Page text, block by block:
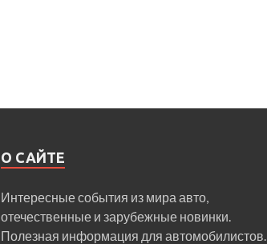
О САЙТЕ
Интересные события из мира авто,
отечественные и зарубежные новинки.
Полезная информация для автомобилистов.